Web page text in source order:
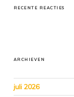
RECENTE REACTIES
ARCHIEVEN
juli 2026